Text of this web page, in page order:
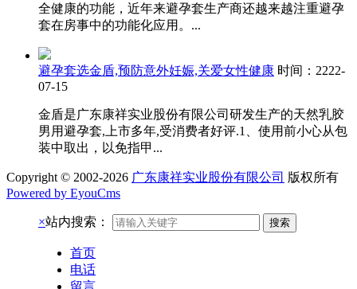
全健康的功能，近年来避孕套生产商还越来越注重避孕
套在房事中的功能化应用。...
避孕套选金盾,预防意外妊娠,关爱女性健康 时间：2222-
07-15
金盾是广东康祥实业股份有限公司研发生产的天然乳胶
男用避孕套,上市多年,受消费者好评.1、使用前小心从包
装中取出，以免指甲...
Copyright © 2002-2026 广东康祥实业股份有限公司 版权所有
Powered by EyouCms
×站内搜索： 搜索
首页
电话